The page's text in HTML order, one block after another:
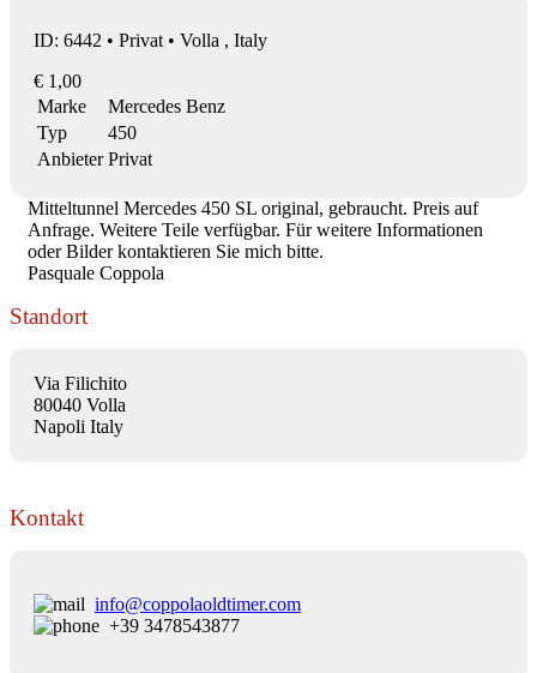
ID: 6442 • Privat • Volla , Italy
€ 1,00
Marke
Mercedes Benz
Typ
450
Anbieter Privat
Mitteltunnel Mercedes 450 SL original, gebraucht. Preis auf
Anfrage. Weitere Teile verfügbar. Für weitere Informationen
oder Bilder kontaktieren Sie mich bitte.
Pasquale Coppola
Standort
Via Filichito
80040 Volla
Napoli Italy
Kontakt
info@coppolaoldtimer.com
+39 3478543877